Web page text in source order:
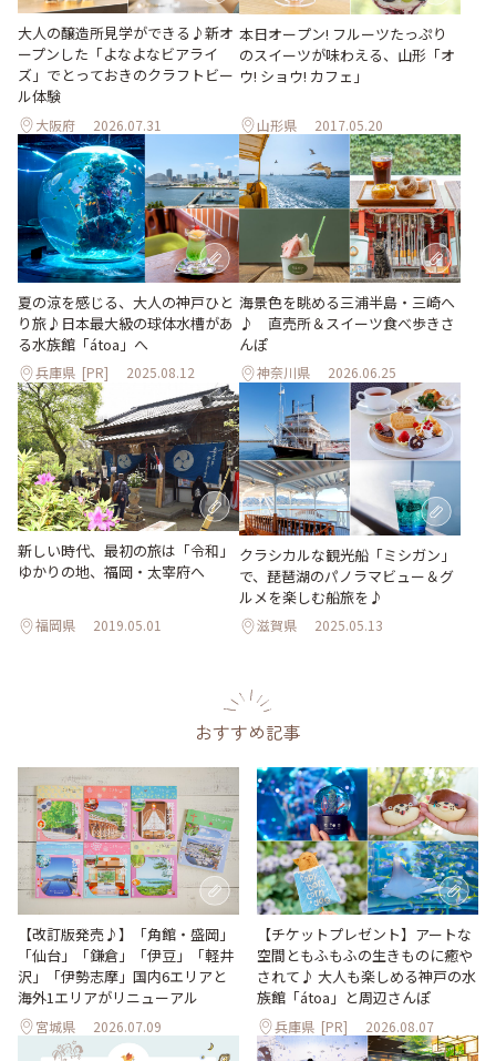
大人の醸造所見学ができる♪新オ
ープンした「よなよなビアライ
ズ」でとっておきのクラフトビー
ル体験
大阪府 2026.07.31
本日オープン! フルーツたっぷり
のスイーツが味わえる、山形「オ
ウ! ショウ! カフェ」
山形県 2017.05.20
夏の涼を感じる、大人の神戸ひと
り旅♪日本最大級の球体水槽があ
る水族館「átoa」へ
兵庫県 [PR] 2025.08.12
海景色を眺める三浦半島・三崎へ
♪ 直売所＆スイーツ食べ歩きさ
んぽ
神奈川県 2026.06.25
新しい時代、最初の旅は「令和」
ゆかりの地、福岡・太宰府へ
福岡県 2019.05.01
クラシカルな観光船「ミシガン」
で、琵琶湖のパノラマビュー＆グ
ルメを楽しむ船旅を♪
滋賀県 2025.05.13
おすすめ記事
【改訂版発売♪】「角館・盛岡」
「仙台」「鎌倉」「伊豆」「軽井
沢」「伊勢志摩」国内6エリアと
海外1エリアがリニューアル
宮城県 2026.07.09
【チケットプレゼント】アートな
空間ともふもふの生きものに癒や
されて♪ 大人も楽しめる神戸の水
族館「átoa」と周辺さんぽ
兵庫県 [PR] 2026.08.07